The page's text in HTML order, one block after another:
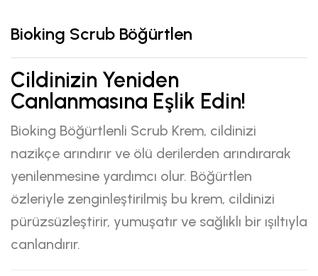
Bioking Scrub Böğürtlen
Cildinizin Yeniden
Canlanmasına Eşlik Edin!
Bioking Böğürtlenli Scrub Krem, cildinizi
nazikçe arındırır ve ölü derilerden arındırarak
yenilenmesine yardımcı olur. Böğürtlen
özleriyle zenginleştirilmiş bu krem, cildinizi
pürüzsüzleştirir, yumuşatır ve sağlıklı bir ışıltıyla
canlandırır.